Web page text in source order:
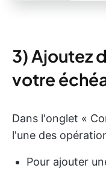
3) Ajoutez
votre
Dans l'onglet «
l'une des
Pour ajouter